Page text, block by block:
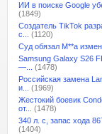
ИИ в поиске Google
(1849)
Создатель TikTok
с...
(1120)
Суд обязал M**a
Samsung Galaxy S26
—...
(1478)
Российская замена
и...
(1969)
Жестокий боевик
от...
(1478)
340 л. с, запас хода
(1404)